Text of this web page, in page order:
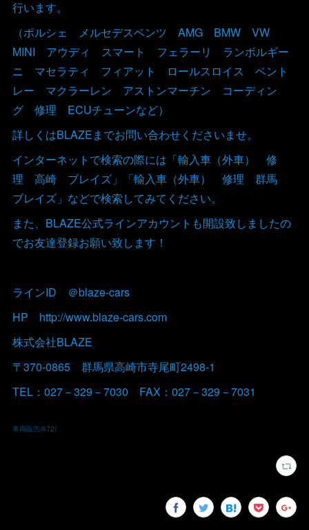
行います。
（ポルシェ メルセデスベンツ AMG BMW VW
MINI アウディ スマート フェラーリ ランボルギー
ニ マセラティ フィアット ロールスロイス ベント
レー マクラーレン アストンマーチン コーディン
グ 修理 ECUチューンなど）
詳しくはBLAZEまでお問い合わせくださいませ。
インターネットで検索の際には「輸入車（外車） 修
理 高崎 ブレイズ」「輸入車（外車） 修理 群馬
ブレイズ」などで検索してみてください。
また、BLAZE公式ラインアカウントも開設致しましたの
でお友達登録お願い致します！
ラインID ＠blaze-cars
HP http://www.blaze-cars.com
株式会社BLAZE
〒370-0865 群馬県高崎市寺尾町2498-1
TEL：027－329－7030 FAX：027－329－7031
車両販売(672)